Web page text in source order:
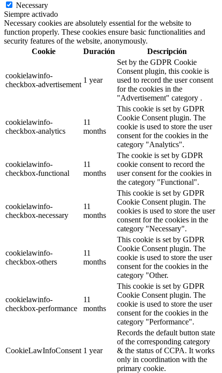
Necessary
Siempre activado
Necessary cookies are absolutely essential for the website to
function properly. These cookies ensure basic functionalities and
security features of the website, anonymously.
Cookie
Duración Descripción
cookielawinfo-
checkbox-advertisement
1 year
Set by the GDPR Cookie
Consent plugin, this cookie is
used to record the user consent
for the cookies in the
"Advertisement" category .
cookielawinfo-
checkbox-analytics
11
months
This cookie is set by GDPR
Cookie Consent plugin. The
cookie is used to store the user
consent for the cookies in the
category "Analytics".
cookielawinfo-
checkbox-functional
11
months
The cookie is set by GDPR
cookie consent to record the
user consent for the cookies in
the category "Functional".
cookielawinfo-
checkbox-necessary
11
months
This cookie is set by GDPR
Cookie Consent plugin. The
cookies is used to store the user
consent for the cookies in the
category "Necessary".
cookielawinfo-
checkbox-others
11
months
This cookie is set by GDPR
Cookie Consent plugin. The
cookie is used to store the user
consent for the cookies in the
category "Other.
cookielawinfo-
checkbox-performance
11
months
This cookie is set by GDPR
Cookie Consent plugin. The
cookie is used to store the user
consent for the cookies in the
category "Performance".
CookieLawInfoConsent 1 year
Records the default button state
of the corresponding category
& the status of CCPA. It works
only in coordination with the
primary cookie.